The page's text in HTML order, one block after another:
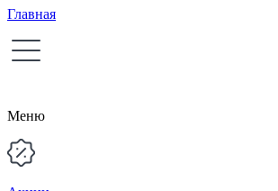
Главная
Меню